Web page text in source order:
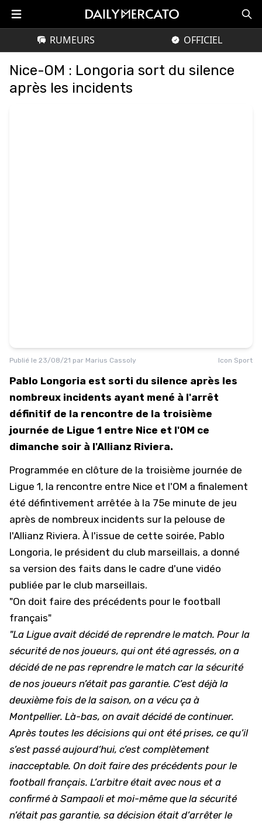
RUMEURS OFFICIEL
Nice-OM : Longoria sort du silence
après les incidents
Publié le 23/08/21 par Marius Cassoly Icon Sport
Pablo Longoria est sorti du silence après les
nombreux incidents ayant mené à l'arrêt
définitif de la rencontre de la troisième
journée de Ligue 1 entre Nice et l'OM ce
dimanche soir à l'Allianz Riviera.
Programmée en clôture de la troisième journée de
Ligue 1, la rencontre entre Nice et l'OM a finalement
été défintivement arrêtée à la 75e minute de jeu
après de nombreux incidents sur la pelouse de
l'Allianz Riviera. À l'issue de cette soirée, Pablo
Longoria, le président du club marseillais, a donné
sa version des faits dans le cadre d'une vidéo
publiée par le club marseillais.
"On doit faire des précédents pour le football
français"
"La Ligue avait décidé de reprendre le match. Pour la
sécurité de nos joueurs, qui ont été agressés, on a
décidé de ne pas reprendre le match car la sécurité
de nos joueurs n’était pas garantie. C’est déjà la
deuxième fois de la saison, on a vécu ça à
Montpellier. Là-bas, on avait décidé de continuer.
Après toutes les décisions qui ont été prises, ce qu’il
s’est passé aujourd’hui, c’est complètement
inacceptable. On doit faire des précédents pour le
football français. L’arbitre était avec nous et a
confirmé à Sampaoli et moi-même que la sécurité
n’était pas garantie, sa décision était d’arrêter le